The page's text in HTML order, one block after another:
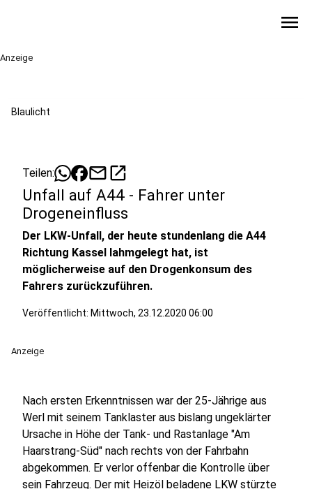
menu
Anzeige
Blaulicht
Teilen: mailopen_in_new
Unfall auf A44 - Fahrer unter
Drogeneinfluss
Der LKW-Unfall, der heute stundenlang die A44
Richtung Kassel lahmgelegt hat, ist
möglicherweise auf den Drogenkonsum des
Fahrers zurückzuführen.
Veröffentlicht: Mittwoch, 23.12.2020 06:00
Anzeige
Nach ersten Erkenntnissen war der 25-Jährige aus
Werl mit seinem Tanklaster aus bislang ungeklärter
Ursache in Höhe der Tank- und Rastanlage "Am
Haarstrang-Süd" nach rechts von der Fahrbahn
abgekommen. Er verlor offenbar die Kontrolle über
sein Fahrzeug. Der mit Heizöl beladene LKW stürzte